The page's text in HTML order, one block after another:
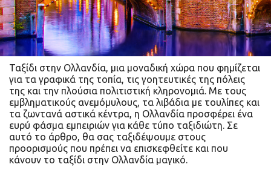
Ταξίδι στην Ολλανδία, μια μοναδική χώρα που φημίζεται
για τα γραφικά της τοπία, τις γοητευτικές της πόλεις
της και την πλούσια πολιτιστική κληρονομιά. Με τους
εμβληματικούς ανεμόμυλους, τα λιβάδια με τουλίπες και
τα ζωντανά αστικά κέντρα, η Ολλανδία προσφέρει ένα
ευρύ φάσμα εμπειριών για κάθε τύπο ταξιδιώτη. Σε
αυτό το άρθρο, θα σας ταξιδέψουμε στους
προορισμούς που πρέπει να επισκεφθείτε και που
κάνουν το ταξίδι στην Ολλανδία μαγικό.